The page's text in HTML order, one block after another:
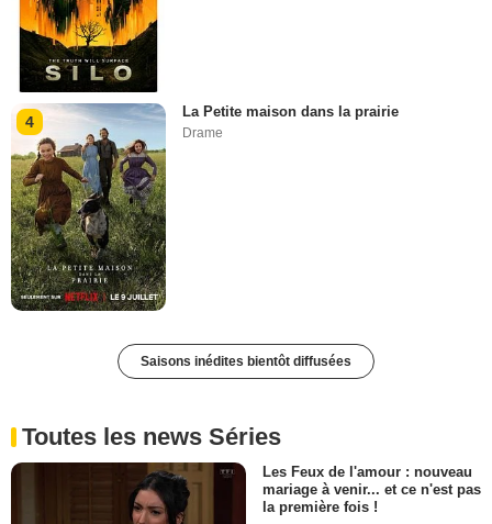
4
La Petite maison dans la prairie
Drame
Saisons inédites bientôt diffusées
Toutes les news Séries
Les Feux de l'amour : nouveau
mariage à venir... et ce n'est pas
la première fois !